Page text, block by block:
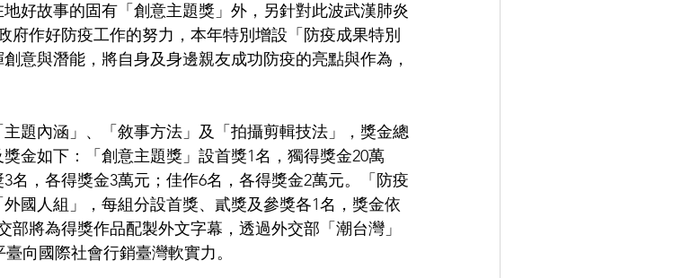
好故事的固有「創意主題獎」外，另針對此波武漢肺炎
府作好防疫工作的努力，本年特別增設「防疫成果特別
意與潛能，將自身及身邊親友成功防疫的亮點與作為，
題內涵」、「敘事方法」及「拍攝剪輯技法」，獎金總
金如下：「創意主題獎」設首獎1名，獨得獎金20萬
名，各得獎金3萬元；佳作6名，各得獎金2萬元。「防疫
國人組」，每組分設首獎、貳獎及參獎各1名，獎金依
部將為得獎作品配製外文字幕，透過外交部「潮台灣」
向國際社會行銷臺灣軟實力。